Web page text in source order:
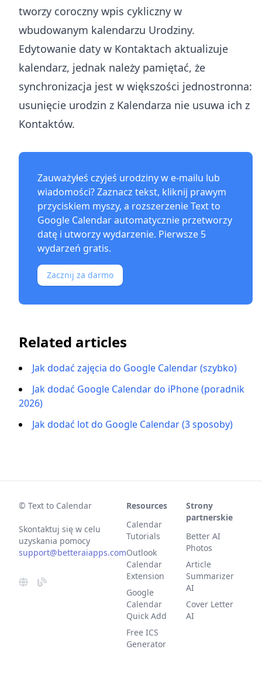
tworzy coroczny wpis cykliczny w
wbudowanym kalendarzu Urodziny.
Edytowanie daty w Kontaktach aktualizuje
kalendarz, jednak należy pamiętać, że
synchronizacja jest w większości jednostronna:
usunięcie urodzin z Kalendarza nie usuwa ich z
Kontaktów.
Zauważyłeś czyjeś urodziny w e-mailu lub
wiadomości? Zaznacz tekst, kliknij prawym
przyciskiem myszy, a rozszerzenieText to
Google Calendarautomatycznie przetworzy
datę i utworzy wydarzenie. Pierwsze 5
wydarzeń gratis.
Zacznij za darmo
Related articles
Jak dodać zajęcia do Google Calendar (szybko)
Jak dodać Google Calendar do iPhone (poradnik
2026)
Jak dodać lot do Google Calendar (3 sposoby)
© Text to Calendar
Skontaktuj się w celu
uzyskania pomocy
support@betteraiapps.com
Resources
Calendar
Tutorials
Outlook
Calendar
Extension
Google
Calendar
Quick Add
Free ICS
Generator
Strony
partnerskie
Better AI
Photos
Article
Summarizer
AI
Cover Letter
AI